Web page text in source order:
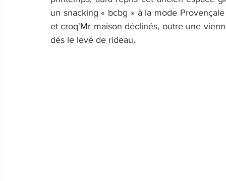
un snacking « bcbg » à la mode
et croq'Mr maison déclinés, outre une
dés le levé de rideau.